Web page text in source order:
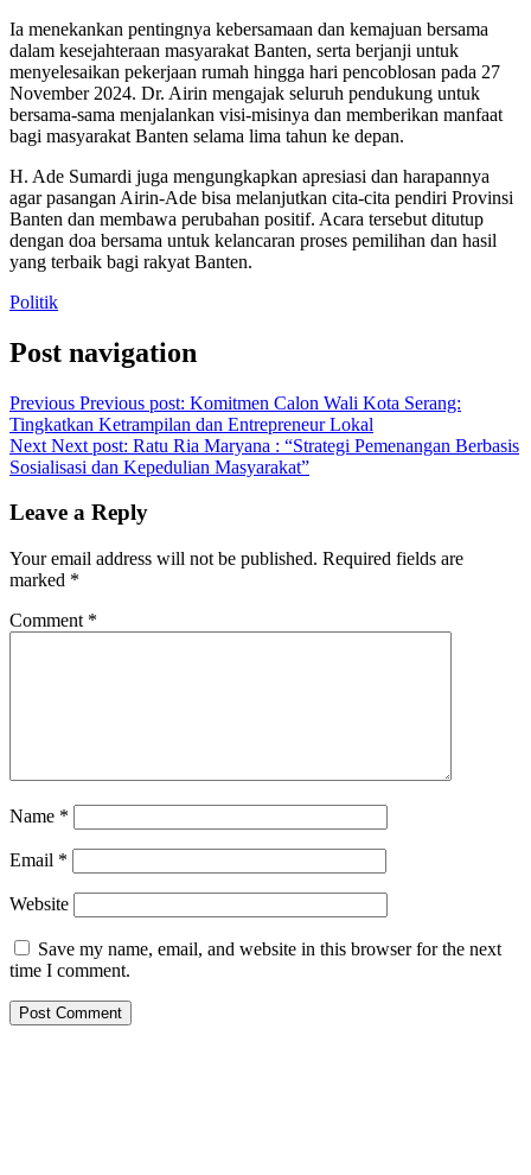
Ia menekankan pentingnya kebersamaan dan kemajuan bersama
dalam kesejahteraan masyarakat Banten, serta berjanji untuk
menyelesaikan pekerjaan rumah hingga hari pencoblosan pada 27
November 2024. Dr. Airin mengajak seluruh pendukung untuk
bersama-sama menjalankan visi-misinya dan memberikan manfaat
bagi masyarakat Banten selama lima tahun ke depan.
H. Ade Sumardi juga mengungkapkan apresiasi dan harapannya
agar pasangan Airin-Ade bisa melanjutkan cita-cita pendiri Provinsi
Banten dan membawa perubahan positif. Acara tersebut ditutup
dengan doa bersama untuk kelancaran proses pemilihan dan hasil
yang terbaik bagi rakyat Banten.
Politik
Post navigation
Previous Previous post: Komitmen Calon Wali Kota Serang:
Tingkatkan Ketrampilan dan Entrepreneur Lokal
Next Next post: Ratu Ria Maryana : “Strategi Pemenangan Berbasis
Sosialisasi dan Kepedulian Masyarakat”
Leave a Reply
Your email address will not be published. Required fields are
marked *
Comment *
Name *
Email *
Website
Save my name, email, and website in this browser for the next
time I comment.